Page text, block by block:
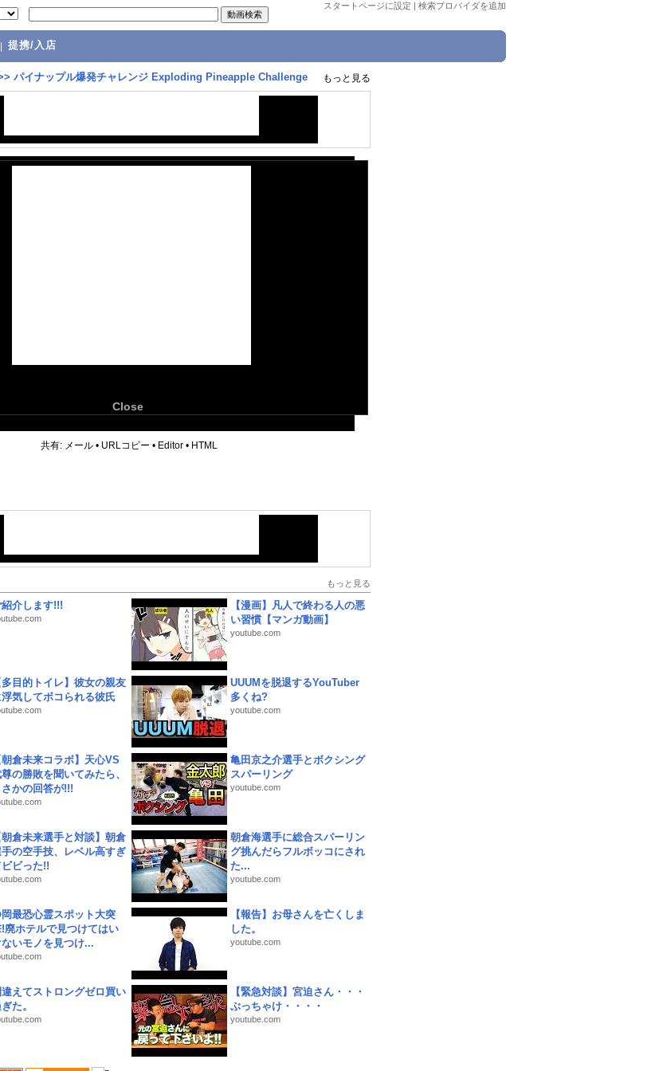
スタートページに設定 | 検索プロバイダを追加
提携/入店
パイナップル爆発チャレンジ Exploding Pineapple Challenge もっと見る
Close
共有: メール • URLコピー • Editor • HTML
もっと見る
紹介します!!!
【漫画】凡人で終わる人の悪
い習慣【マンガ動画】
youtube.com
多目的トイレ】彼女の親友
浮気してボコられる彼氏
UUUMを脱退するYouTuber
多くね?
youtube.com
朝倉未来コラボ】天心VS
の勝敗を聞いてみたら、
さかの回答が!!!
亀田京之介選手とボクシング
スパーリング
youtube.com
朝倉未来選手と対談】朝倉
の空手技、レベル高すぎ
ビった!!
朝倉海選手に総合スパーリン
グ挑んだらフルボッコにされ
た...
youtube.com
最恐心霊スポット大突
廃ホテルで見つけてはい
ないモノを見つけ...
【報告】お母さんを亡くしま
した。
youtube.com
違えてストロングゼロ買い
た。
【緊急対談】宮迫さん・・・
ぶっちゃけ・・・・
youtube.com